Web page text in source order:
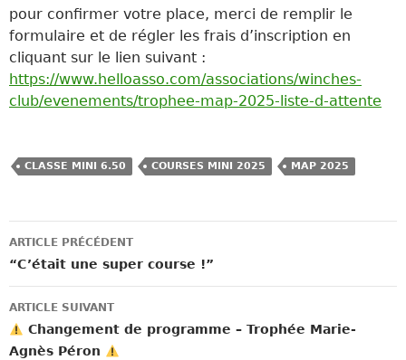
pour confirmer votre place, merci de remplir le
formulaire et de régler les frais d’inscription en
cliquant sur le lien suivant :
https://www.helloasso.com/associations/winches-
club/evenements/trophee-map-2025-liste-d-attente
CLASSE MINI 6.50 COURSES MINI 2025 MAP 2025
Navigation
des
articles
ARTICLE PRÉCÉDENT
“C’était une super course !”
ARTICLE SUIVANT
Changement de programme – Trophée Marie-
Agnès Péron